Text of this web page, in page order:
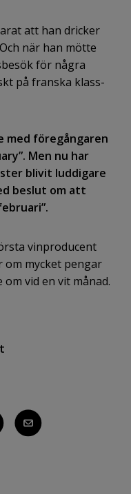
att han dricker
när han mötte
för några
på franska klass-
med föregångaren
Men nu har
blivit luddigare
beslut om att
vinproducent
om mycket pengar
vid en vit månad.